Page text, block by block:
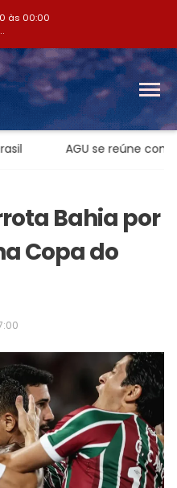
às 00:00
AGU se reúne com
Bahia por
Copa do